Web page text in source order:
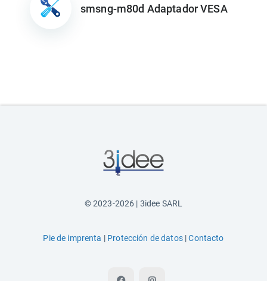
smsng-m80d Adaptador VESA
© 2023-2026 | 3idee SARL
Pie de imprenta | Protección de datos|Contacto